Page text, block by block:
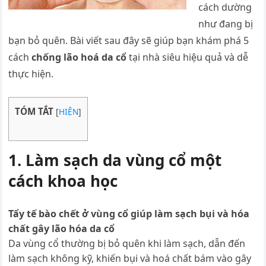
cách dường
như đang bị
bạn bỏ quên. Bài viết sau đây sẽ giúp bạn khám phá 5
cáchchống lão hoá da cổtại nhà siêu hiệu quả và dễ
thực hiện.
TÓM TẮT [HIỆN]
1. Làm sạch da vùng cổ một
cách khoa học
Tẩy tế bào chết ở vùng cổ giúp làm sạch bụi và hóa
chất gây lão hóa da cổ
Da vùng cổ thường bị bỏ quên khi làm sạch, dẫn đến
làm sạch không kỹ, khiến bụi và hoá chất bám vào gây